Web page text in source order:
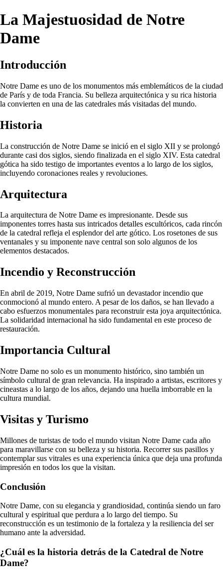
La Majestuosidad de Notre
Dame
Introducción
Notre Dame es uno de los monumentos más emblemáticos de la ciudad
de París y de toda Francia. Su belleza arquitectónica y su rica historia
la convierten en una de las catedrales más visitadas del mundo.
Historia
La construcción de Notre Dame se inició en el siglo XII y se prolongó
durante casi dos siglos, siendo finalizada en el siglo XIV. Esta catedral
gótica ha sido testigo de importantes eventos a lo largo de los siglos,
incluyendo coronaciones reales y revoluciones.
Arquitectura
La arquitectura de Notre Dame es impresionante. Desde sus
imponentes torres hasta sus intricados detalles escultóricos, cada rincón
de la catedral refleja el esplendor del arte gótico. Los rosetones de sus
ventanales y su imponente nave central son solo algunos de los
elementos destacados.
Incendio y Reconstrucción
En abril de 2019, Notre Dame sufrió un devastador incendio que
conmocionó al mundo entero. A pesar de los daños, se han llevado a
cabo esfuerzos monumentales para reconstruir esta joya arquitectónica.
La solidaridad internacional ha sido fundamental en este proceso de
restauración.
Importancia Cultural
Notre Dame no solo es un monumento histórico, sino también un
símbolo cultural de gran relevancia. Ha inspirado a artistas, escritores y
cineastas a lo largo de los años, dejando una huella imborrable en la
cultura mundial.
Visitas y Turismo
Millones de turistas de todo el mundo visitan Notre Dame cada año
para maravillarse con su belleza y su historia. Recorrer sus pasillos y
contemplar sus vitrales es una experiencia única que deja una profunda
impresión en todos los que la visitan.
Conclusión
Notre Dame, con su elegancia y grandiosidad, continúa siendo un faro
cultural y espiritual que perdura a lo largo del tiempo. Su
reconstrucción es un testimonio de la fortaleza y la resiliencia del ser
humano ante la adversidad.
¿Cuál es la historia detrás de la Catedral de Notre
Dame?